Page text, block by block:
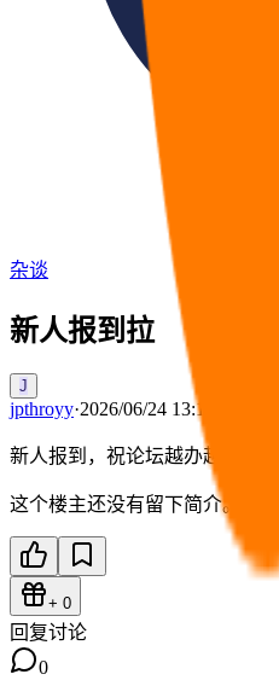
杂谈
新人报到拉
J
jpthroyy·2026/06/24 13:12
新人报到，祝论坛越办越好
这个楼主还没有留下简介。
+ 0
回复讨论
0